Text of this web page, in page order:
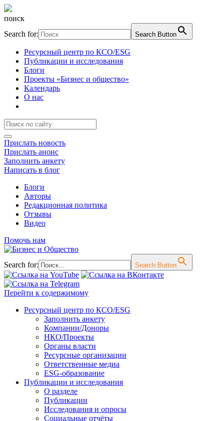
поиск
Search for:
Search Button
Ресурсный центр по КСО/ESG
Публикации и исследования
Блоги
Проекты «Бизнес и общество»
Календарь
О нас
Прислать новость
Прислать анонс
Заполнить анкету
Написать в блог
Блоги
Авторы
Редакционная политика
Отзывы
Видео
Помочь нам
Search for: Search Button
Перейти к содержимому
Ресурсный центр по КСО/ESG
Заполнить анкету
Компании/Доноры
НКО/Проекты
Органы власти
Ресурсные организации
Ответственные медиа
ESG-образование
Публикации и исследования
О разделе
Публикации
Исследования и опросы
Социальные отчёты